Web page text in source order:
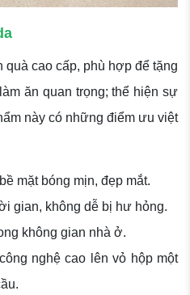
quà cao cấp, phù hợp để tặng
ăn quan trọng; thể hiện sự
này có những điểm ưu việt
mặt bóng mịn, đẹp mắt.
gian, không dễ bị hư hỏng.
không gian nhà ở.
nghệ cao lên vỏ hộp một